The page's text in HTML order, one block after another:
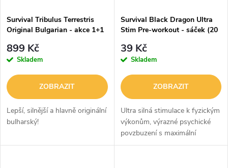
Survival Tribulus Terrestris
Original Bulgarian - akce 1+1
899 Kč
Skladem
ZOBRAZIT
Lepší, silnější a hlavně originální
bulharský!
Survival Black Dragon Ultra
Stim Pre-workout - sáček (20
39 Kč
Skladem
ZOBRAZIT
Ultra silná stimulace k fyzickým
výkonům, výrazné psychické
povzbuzení s maximální
koncentrací.